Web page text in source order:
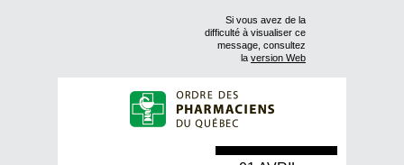
Si vous avez de la
difficulté à visualiser ce
message, consultez
la version Web